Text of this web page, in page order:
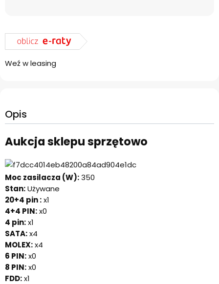
Weź w leasing
Opis
Aukcja sklepu sprzętowo
Moc zasilacza (W):350
Stan:Używane
20+4 pin :x1
4+4 PIN:x0
4 pin:x1
SATA:x4
MOLEX:x4
6 PIN:x0
8 PIN:x0
FDD:x1